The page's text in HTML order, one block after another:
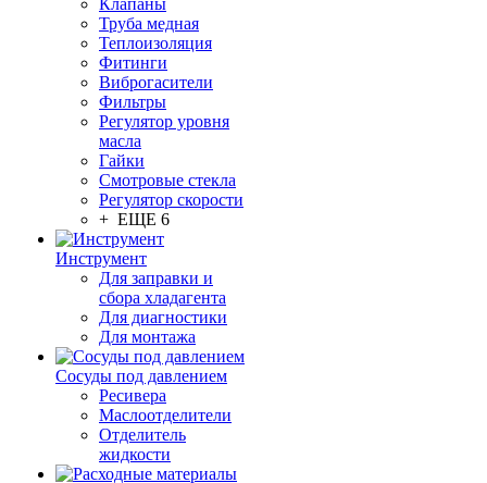
Клапаны
Труба медная
Теплоизоляция
Фитинги
Виброгасители
Фильтры
Регулятор уровня
масла
Гайки
Смотровые стекла
Регулятор скорости
+ ЕЩЕ 6
Инструмент
Для заправки и
сбора хладагента
Для диагностики
Для монтажа
Сосуды под давлением
Ресивера
Маслоотделители
Отделитель
жидкости